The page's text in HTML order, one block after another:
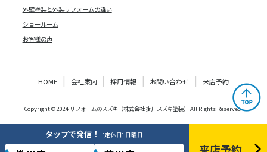
外壁塗装と外装リフォームの違い
ショールーム
お客様の声
HOME 会社案内 採用情報 お問い合わせ 来店予約
Copyright © 2024 リフォームのスズキ（株式会社 掛川スズキ塗装） All Rights Reserved.
タップで発信！ [定休日] 日曜日